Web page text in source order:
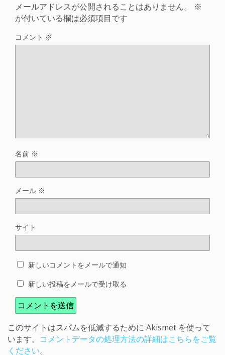
メールアドレスが公開されることはありません。
※
が付いている欄は必須項目です
コメント ※
名前 ※
メール ※
サイト
新しいコメントをメールで通知
新しい投稿をメールで受け取る
このサイトはスパムを低減するために Akismet を使って
います。 コメントデータの処理方法の詳細はこちらをご覧
ください。